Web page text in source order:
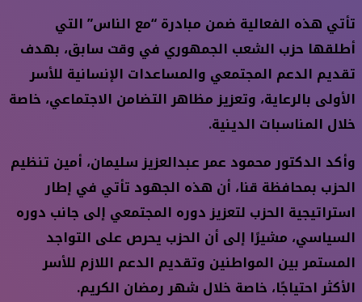
تأتي هذه الفعالية ضمن مبادرة “مع الناس” التي
أطلقها حزب الشعب الجمهوري في وقت سابق، بهدف
تقديم الدعم المجتمعي والمساعدات الإنسانية للأسر
الأولى بالرعاية، وتعزيز مظاهر التضامن الاجتماعي، خاصة
خلال المناسبات الدينية.
وأكد الدكتور محمود عمر عبدالعزيز سليمان، أمين تنظيم
الحزب بمحافظة قنا، أن هذه الجهود تأتي في إطار
استراتيجية الحزب لتعزيز دوره المجتمعي إلى جانب دوره
السياسي، مشيرًا إلى أن الحزب يحرص على التواجد
المستمر بين المواطنين وتقديم الدعم اللازم للأسر
الأكثر احتياجًا، خاصة خلال شهر رمضان الكريم.